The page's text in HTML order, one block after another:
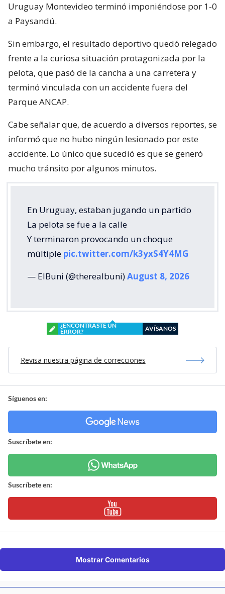
Uruguay Montevideo terminó imponiéndose por 1-0
a Paysandú.
Sin embargo, el resultado deportivo quedó relegado
frente a la curiosa situación protagonizada por la
pelota, que pasó de la cancha a una carretera y
terminó vinculada con un accidente fuera del
Parque ANCAP.
Cabe señalar que, de acuerdo a diversos reportes, se
informó que no hubo ningún lesionado por este
accidente. Lo único que sucedió es que se generó
mucho tránsito por algunos minutos.
En Uruguay, estaban jugando un partido
La pelota se fue a la calle
Y terminaron provocando un choque
múltiple pic.twitter.com/k3yxS4Y4MG
— ElBuni (@therealbuni)August 8, 2026
¿ENCONTRASTE UN
ERROR?
AVÍSANOS
Revisa nuestra página de correcciones
Síguenos en:
Suscríbete en:
Suscríbete en:
Mostrar Comentarios